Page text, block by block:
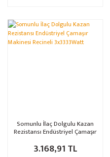
Somunlu İlaç Dolgulu Kazan
Rezistansı Endüstriyel Çamaşır
3.168,91 TL